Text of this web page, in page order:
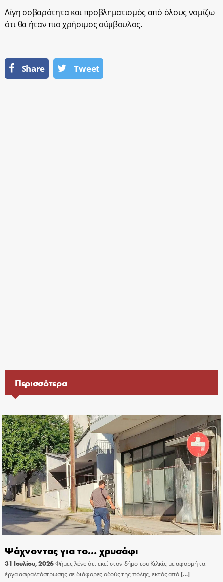
Λίγη σοβαρότητα και προβληματισμός από όλους νομίζω
ότι θα ήταν πιο χρήσιμος σύμβουλος.
Share Tweet
Περισσότερα
Ψάχνοντας για το… χρυσάφι
31 Ιουλίου, 2026Φήμες λένε ότι εκεί στον δήμο του Κιλκίς με αφορμή τα
έργα ασφαλτόστρωσης σε διάφορες οδούς της πόλης, εκτός από[…]